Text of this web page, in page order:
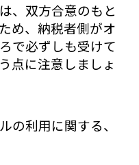
、双方合意のもと
め、納税者側がオ
で必ずしも受けて
点に注意しましょ
の利用に関する、